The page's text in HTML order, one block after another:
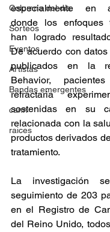
Columna del día
Sorteos
Eventos
Artistas
Bandas emergentes
cann
raices
especialmente en
donde los enfoques
han logrado
De acuerdo con
publicados en la
Behavior,
refractaria
sostenidas en su
relacionada con la
productos derivados
tratamiento.
La investigación
seguimiento de 203
en el Registro de
del Reino Unido,